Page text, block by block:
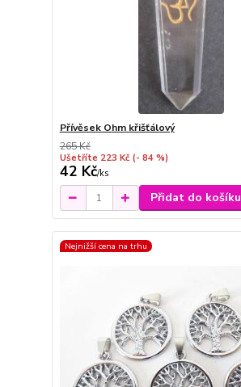
Přívěsek Ohm křišťálový
265 Kč
Ušetříte 223 Kč (- 84 %)
42 Kč/ks
Přidat do košíku
Nejnižší cena na trhu